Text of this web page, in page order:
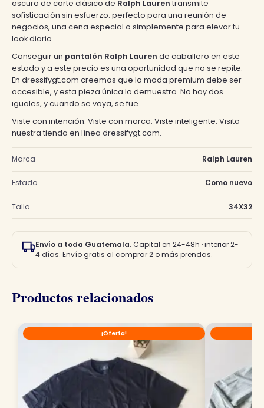
oscuro de corte clásico de Ralph Lauren transmite
sofisticación sin esfuerzo: perfecto para una reunión de
negocios, una cena especial o simplemente para elevar tu
look diario.
Conseguir un pantalón Ralph Lauren de caballero en este
estado y a este precio es una oportunidad que no se repite.
En dressifygt.com creemos que la moda premium debe ser
accesible, y esta pieza única lo demuestra. No hay dos
iguales, y cuando se vaya, se fue.
Viste con intención. Viste con marca. Viste inteligente. Visita
nuestra tienda en línea dressifygt.com.
Marca Ralph Lauren
Estado Como nuevo
Talla 34X32
Envío a toda Guatemala.Capital en 24-48h · interior 2-
4 días. Envío gratis al comprar 2 o más prendas.
Productos relacionados
¡Oferta!